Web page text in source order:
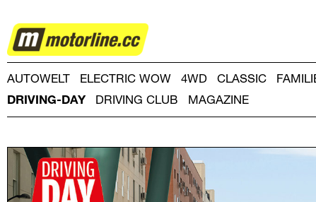
DRIVING-
DAY
AUTOWELT ELECTRIC WOW 4WD CLASSIC
DRIVING-DAY
DRIVING CLUB MAGAZINE